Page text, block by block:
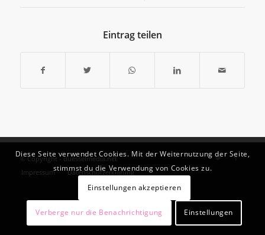
Eintrag teilen
© Copyright - duesselmedia.net
Impressum
Datenschutzerklärung
Diese Seite verwendet Cookies. Mit der Weiternutzung der Seite,
stimmst du die Verwendung von Cookies zu.
Einstellungen akzeptieren
Verberge nur die Benachrichtigung Einstellungen